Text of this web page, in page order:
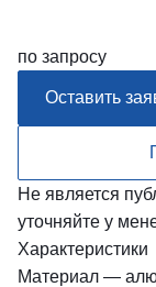
по запросу
Оставить
Не является
уточняйте у
Характеристики
Материал —